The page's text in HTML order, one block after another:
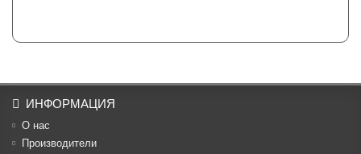
ИНФОРМАЦИЯ
О нас
Производители